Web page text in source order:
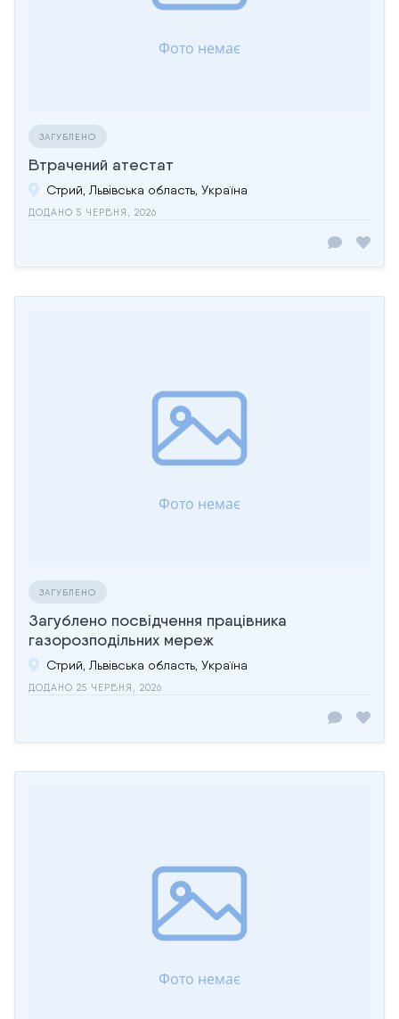
ЗАГУБЛЕНО
Втрачений атестат
Стрий, Львівська область, Україна
ДОДАНО 5 ЧЕРВНЯ, 2026
ЗАГУБЛЕНО
Загублено посвідчення працівника
газорозподільних мереж
Стрий, Львівська область, Україна
ДОДАНО 25 ЧЕРВНЯ, 2026